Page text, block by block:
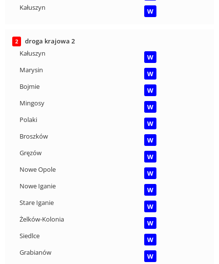
Kałuszyn
W
2
droga krajowa 2
Kałuszyn
W
Marysin
W
Bojmie
W
Mingosy
W
Polaki
W
Broszków
W
Gręzów
W
Nowe Opole
W
Nowe Iganie
W
Stare Iganie
W
Żelków-Kolonia
W
Siedlce
W
Grabianów
W